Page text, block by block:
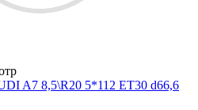
A7 8,5\R20 5*112 ET30 d66,6